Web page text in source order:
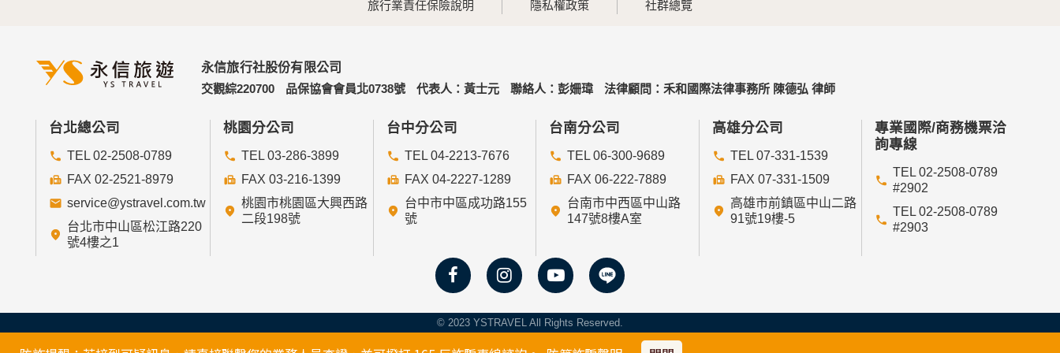
旅行業責任保險說明 隱私權政策 社群總覽
永信旅行社股份有限公司
交觀綜220700
品保協會會員北0738號 代表人：黃士元 聯絡人：彭姍瑋 法律顧問：禾和國際法律事務所 陳德弘 律師
台北總公司
TEL 02-2508-0789
FAX 02-2521-8979
service@ystravel.com.tw
台北市中山區松江路220
號4樓之1
桃園分公司
TEL 03-286-3899
FAX 03-216-1399
桃園市桃園區大興西路
二段198號
台中分公司
TEL 04-2213-7676
FAX 04-2227-1289
台中市中區成功路155
號
台南分公司
TEL 06-300-9689
FAX 06-222-7889
台南市中西區中山路
147號8樓A室
高雄分公司
TEL 07-331-1539
FAX 07-331-1509
高雄市前鎮區中山二路
91號19樓-5
專業國際/商務機票洽
詢專線
TEL 02-2508-0789
#2902
TEL 02-2508-0789
#2903
© 2023 YSTRAVEL All Rights Reserved.